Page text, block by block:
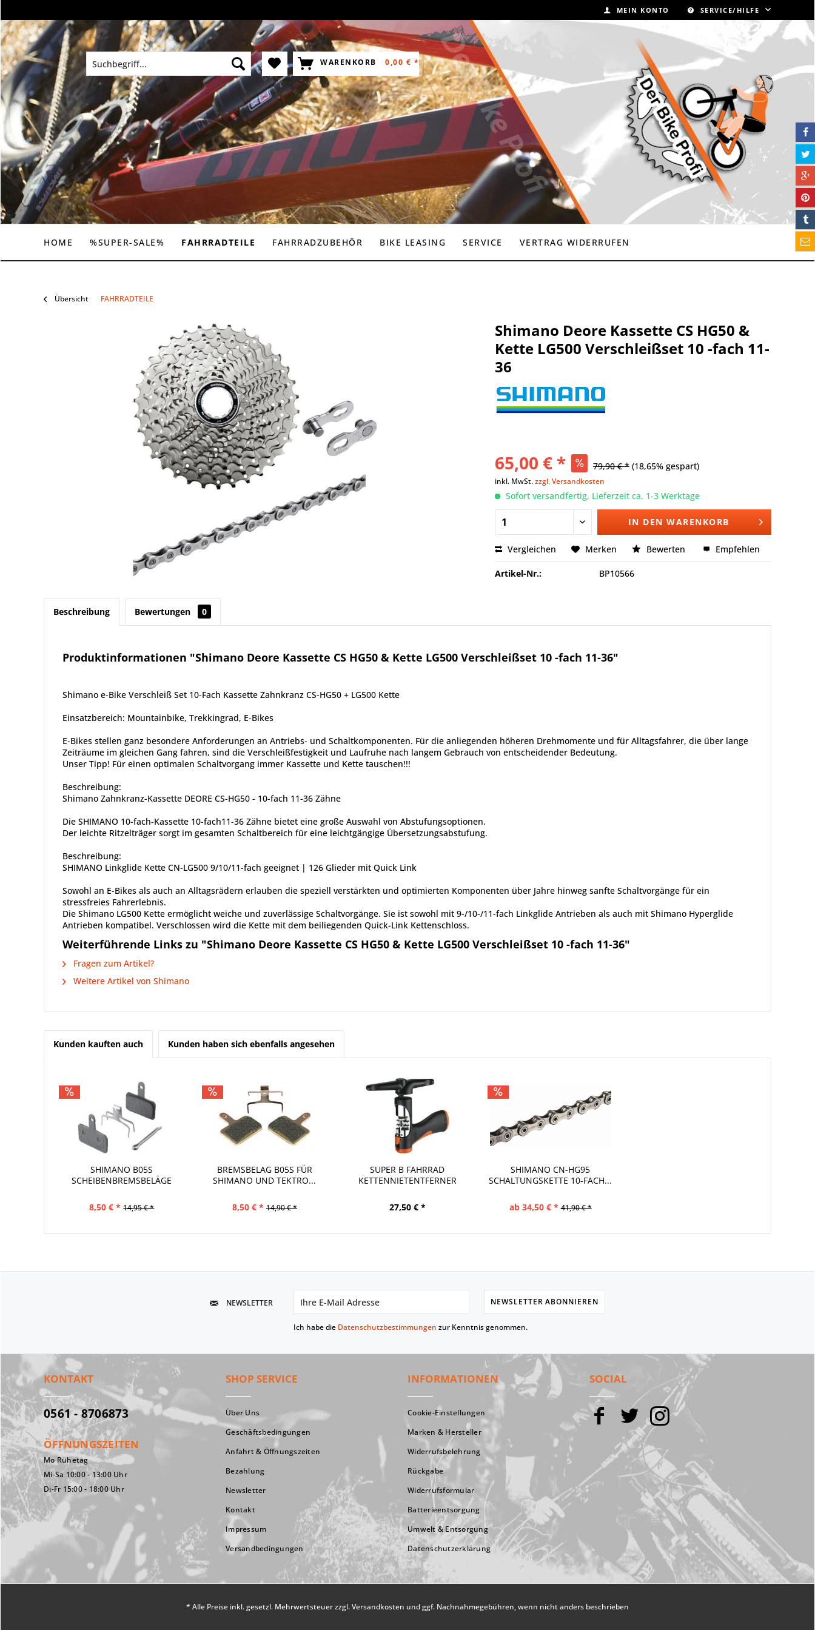
MEIN KONTO SERVICE/HILFE
WARENKORB 0,00 € *
HOME %SUPER-SALE% FAHRRADTEILE FAHRRADZUBEHÖR BIKE LEASING SERVICE VERTRAG WIDERRUFEN
Übersicht FAHRRADTEILE
Shimano Deore Kassette CS HG50 &
Kette LG500 Verschleißset 10 -fach 11-
36
65,00 € * 79,90 € * (18,65% gespart)
inkl. MwSt.zzgl. Versandkosten
Sofort versandfertig, Lieferzeit ca. 1-3 Werktage
IN DEN WARENKORB
Vergleichen Merken Bewerten Empfehlen
Artikel-Nr.: BP10566
Beschreibung Bewertungen 0
Produktinformationen "Shimano Deore Kassette CS HG50 & Kette LG500 Verschleißset 10 -fach 11-36"
Shimano e-Bike Verschleiß Set 10-Fach Kassette Zahnkranz CS-HG50 + LG500 Kette
Einsatzbereich: Mountainbike, Trekkingrad, E-Bikes
E-Bikes stellen ganz besondere Anforderungen an Antriebs- und Schaltkomponenten. Für die anliegenden höheren Drehmomente und für Alltagsfahrer, die über lange
Zeiträume im gleichen Gang fahren, sind die Verschleißfestigkeit und Laufruhe nach langem Gebrauch von entscheidender Bedeutung.
Unser Tipp! Für einen optimalen Schaltvorgang immer Kassette und Kette tauschen!!!
Beschreibung:
Shimano Zahnkranz-Kassette DEORE CS-HG50 - 10-fach 11-36 Zähne
Die SHIMANO 10-fach-Kassette 10-fach11-36 Zähne bietet eine große Auswahl von Abstufungsoptionen.
Der leichte Ritzelträger sorgt im gesamten Schaltbereich für eine leichtgängige Übersetzungsabstufung.
Beschreibung:
SHIMANO Linkglide Kette CN-LG500 9/10/11-fach geeignet | 126 Glieder mit Quick Link
Sowohl an E-Bikes als auch an Alltagsrädern erlauben die speziell verstärkten und optimierten Komponenten über Jahre hinweg sanfte Schaltvorgänge für ein
stressfreies Fahrerlebnis.
Die Shimano LG500 Kette ermöglicht weiche und zuverlässige Schaltvorgänge. Sie ist sowohl mit 9-/10-/11-fach Linkglide Antrieben als auch mit Shimano Hyperglide
Antrieben kompatibel. Verschlossen wird die Kette mit dem beiliegenden Quick-Link Kettenschloss.
Weiterführende Links zu "Shimano Deore Kassette CS HG50 & Kette LG500 Verschleißset 10 -fach 11-36"
Fragen zum Artikel?
Weitere Artikel von Shimano
Kunden kauften auch Kunden haben sich ebenfalls angesehen
SHIMANO B05S
SCHEIBENBREMSBELÄGE
8,50 € * 14,95 € *
BREMSBELAG B05S FÜR
SHIMANO UND TEKTRO...
8,50 € * 14,90 € *
SUPER B FAHRRAD
KETTENNIETENTFERNER
27,50 € *
SHIMANO CN-HG95
SCHALTUNGSKETTE 10-FACH...
ab 34,50 € * 41,90 € *
NEWSLETTER NEWSLETTER ABONNIEREN
Ich habe die Datenschutzbestimmungen zur Kenntnis genommen.
KONTAKT
0561 - 8706873
ÖFFNUNGSZEITEN
Mo Ruhetag
Mi-Sa 10:00 - 13:00 Uhr
Di-Fr 15:00 - 18:00 Uhr
SHOP SERVICE
Über Uns
Geschäftsbedingungen
Anfahrt & Öffnungszeiten
Bezahlung
Newsletter
Kontakt
Impressum
Versandbedingungen
INFORMATIONEN
Cookie-Einstellungen
Marken & Hersteller
Widerrufsbelehrung
Rückgabe
Widerrufsformular
Batterieentsorgung
Umwelt & Entsorgung
Datenschutzerklärung
SOCIAL
* Alle Preise inkl. gesetzl. Mehrwertsteuer zzgl.Versandkosten und ggf. Nachnahmegebühren, wenn nicht anders beschrieben